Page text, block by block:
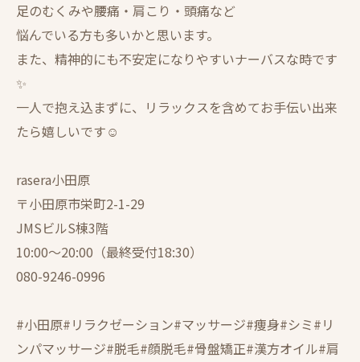
足のむくみや腰痛・肩こり・頭痛など
悩んでいる方も多いかと思います。
また、精神的にも不安定になりやすいナーバスな時です
✨
一人で抱え込まずに、リラックスを含めてお手伝い出来
たら嬉しいです☺️
rasera小田原
〒小田原市栄町2-1-29
JMSビルS棟3階
10:00〜20:00（最終受付18:30）
080-9246-0996
#小田原#リラクゼーション#マッサージ#痩身#シミ#リ
ンパマッサージ#脱毛#顔脱毛#骨盤矯正#漢方オイル#肩